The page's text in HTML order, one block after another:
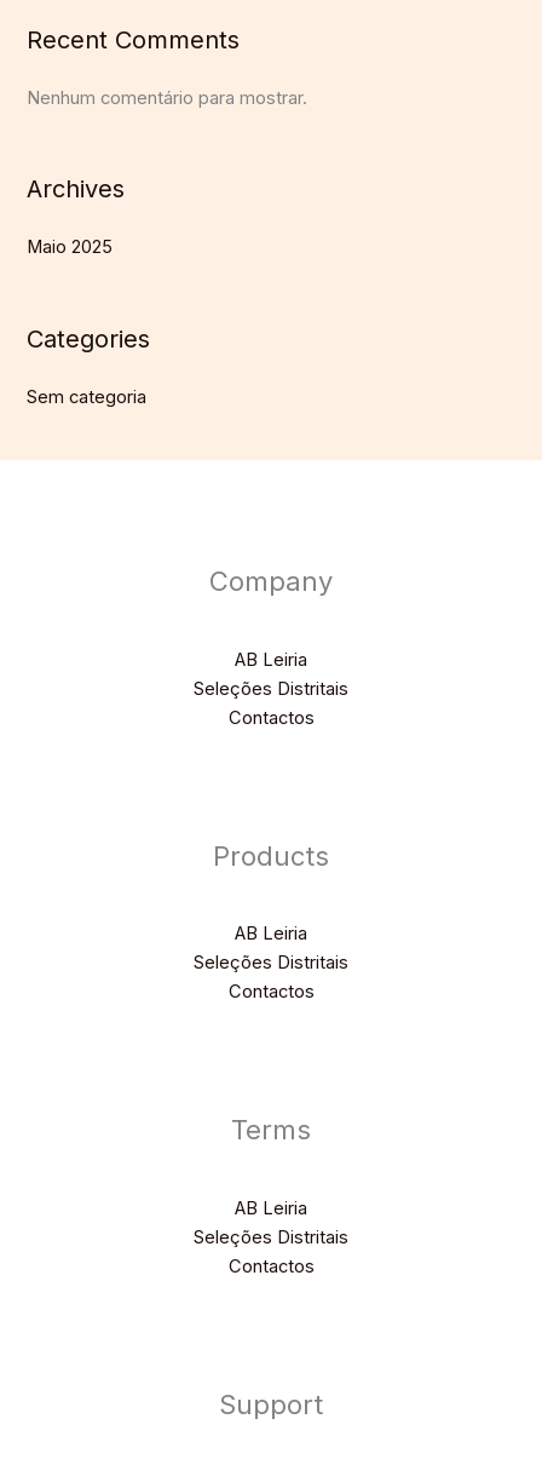
Recent Comments
Nenhum comentário para mostrar.
Archives
Maio 2025
Categories
Sem categoria
Company
AB Leiria
Seleções Distritais
Contactos
Products
AB Leiria
Seleções Distritais
Contactos
Terms
AB Leiria
Seleções Distritais
Contactos
Support